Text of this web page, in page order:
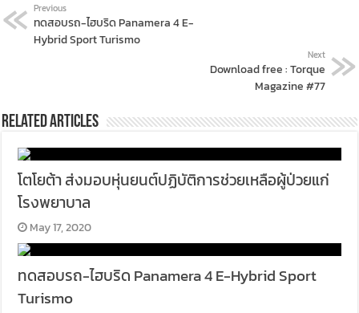
Previous
ทดสอบรถ-ไฮบริด Panamera 4 E-
Hybrid Sport Turismo
Next
Download free : Torque
Magazine #77
Related Articles
โตโยต้า ส่งมอบหุ่นยนต์ปฏิบัติการช่วยเหลือผู้ป่วยแก่
โรงพยาบาล
May 17, 2020
ทดสอบรถ-ไฮบริด Panamera 4 E-Hybrid Sport
Turismo